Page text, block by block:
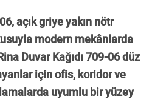
açık griye yakın nötr
modern mekânlarda
Duvar Kağıdı 709-06 düz
için ofis, koridor ve
uyumlu bir yüzey